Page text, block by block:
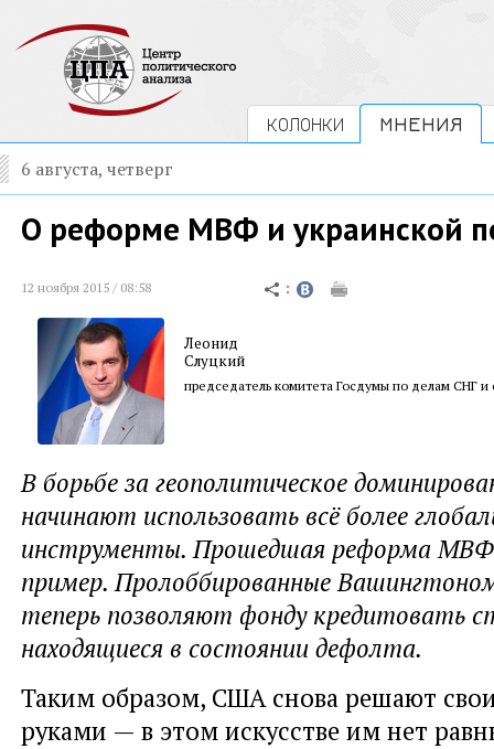
КОЛОНКИ МНЕНИЯ
6 августа, четверг
О реформе МВФ и украинской
12 ноября 2015 / 08:58
Леонид
Слуцкий
председатель комитета Госдумы по делам СНГ и
В борьбе за геополитическое
начинают использовать всё более
инструменты. Прошедшая реформа
пример. Пролоббированные
теперь позволяют фонду кредитовать
находящиеся в состоянии дефолта.
Таким образом, США снова решают
руками — в этом искусстве им нет